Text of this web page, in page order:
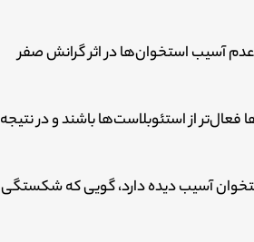
عدم آسیب استخوان‌ها در اثر گرانش صفر
از استئوبلاست‌ها باشند و در نتیجه
آسیب دیده دارد، گویی که شکستگی